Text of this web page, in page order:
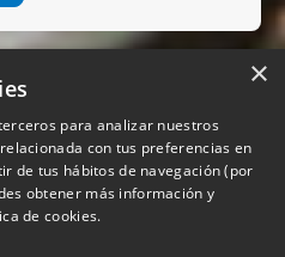
SOMOS
×
para analizar nuestros
con tus preferencias en
de tus hábitos de navegación (por
obtener más información y
de cookies.